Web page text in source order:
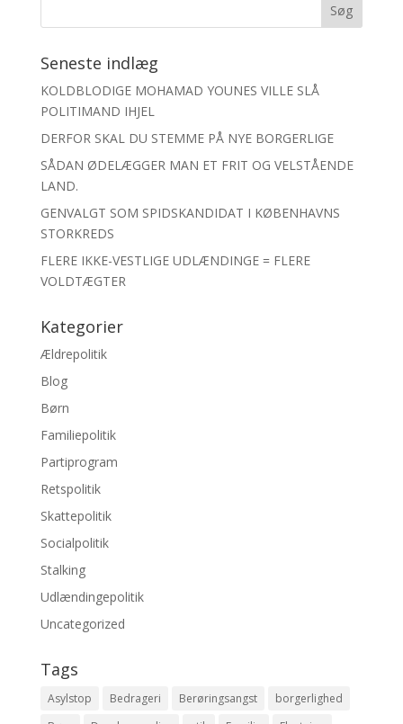
Seneste indlæg
KOLDBLODIGE MOHAMAD YOUNES VILLE SLÅ
POLITIMAND IHJEL
DERFOR SKAL DU STEMME PÅ NYE BORGERLIGE
SÅDAN ØDELÆGGER MAN ET FRIT OG VELSTÅENDE
LAND.
GENVALGT SOM SPIDSKANDIDAT I KØBENHAVNS
STORKREDS
FLERE IKKE-VESTLIGE UDLÆNDINGE = FLERE
VOLDTÆGTER
Kategorier
Ældrepolitik
Blog
Børn
Familiepolitik
Partiprogram
Retspolitik
Skattepolitik
Socialpolitik
Stalking
Udlændingepolitik
Uncategorized
Tags
Asylstop Bedrageri Berøringsangst
borgerlighed